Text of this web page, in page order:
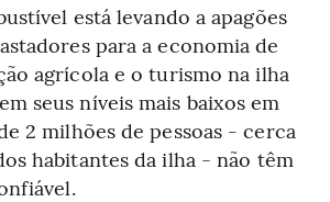
está levando a apagões
para a economia de
agrícola e o turismo na ilha
seus níveis mais baixos em
2 milhões de pessoas - cerca
habitantes da ilha - não têm